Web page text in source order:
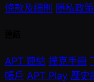
條款及細則 隱私政策
APT 連結 撲克手冊
帳戶 APT Play 歷史